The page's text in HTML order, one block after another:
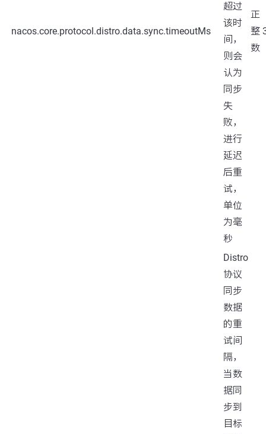
nacos.core.protocol.distro.data.sync.timeoutMs
超过
该时
间，
则会
认为
同步
失
败，
进行
延迟
后重
试，
单位
为毫
秒
正
整
数
Distro
协议
同步
数据
的重
试间
隔，
当数
据同
步到
目标